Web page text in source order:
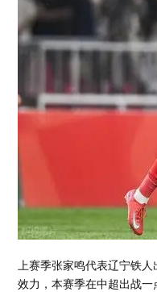
上赛季张家鸣代表辽宁铁
效力，本赛季在中超出战